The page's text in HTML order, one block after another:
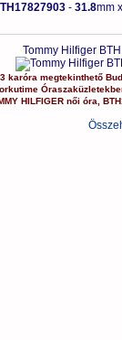
- 31.8mm x
Tommy Hilfiger
karóra megtekinthető
HILFIGER női óra